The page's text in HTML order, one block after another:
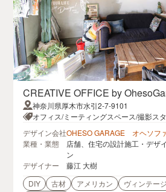
CREATIVE OFFICE by
神奈川県厚木市水引2-7-9101
オフィス/ミーティングスペース/撮影ス
デザイン会社OHESO GARAGE オヘソフ
業種・業態
店舗、住宅の設計施工・デザ
ン
デザイナー
藤江 大樹
DIY
古材 アメリカン ヴィンテージ